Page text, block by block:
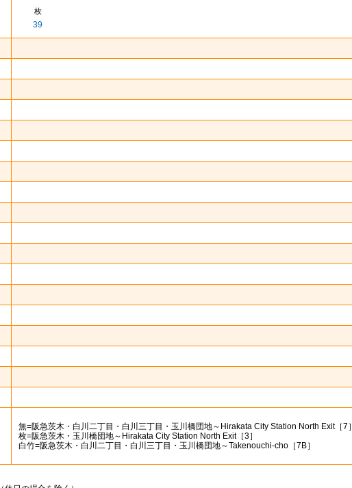
枚
39
無=阪急茨木・白川二丁目・白川三丁目・玉川橋団地～Hirakata City Station North Exit［7］
枚=阪急茨木・玉川橋団地～Hirakata City Station North Exit［3］
白竹=阪急茨木・白川二丁目・白川三丁目・玉川橋団地～Takenouchi-cho［7B］